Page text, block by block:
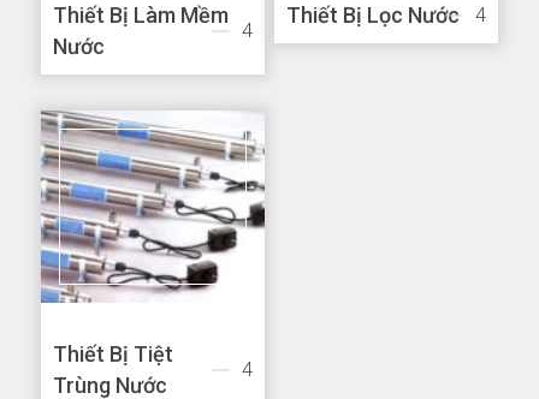
Thiết Bị Làm Mềm
Nước
4
Thiết Bị Lọc Nước 4
Thiết Bị Tiệt
Trùng Nước
4